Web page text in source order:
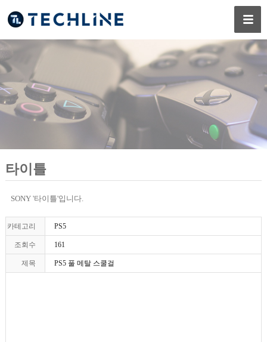
타이틀
SONY '타이틀'입니다.
카테고리 PS5
조회수 161
제목 PS5 풀 메탈 스쿨걸